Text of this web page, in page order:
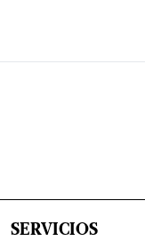
SERVICIOS